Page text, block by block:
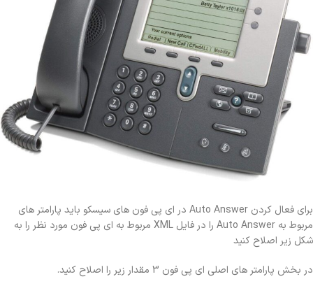
برای فعال کردن Auto Answer در ای پی فون های سیسکو باید پارامتر های
مربوط به Auto Answer را در فایل XML مربوط به ای پی فون مورد نظر را به
شکل زیر اصلاح کنید
در بخش پارامتر های اصلی ای پی فون 3 مقدار زیر را اصلاح کنید.